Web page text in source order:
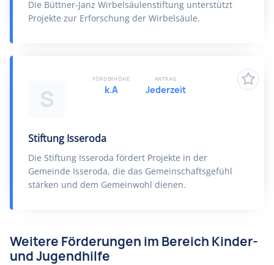
Die Büttner-Janz Wirbelsäulenstiftung unterstützt
Projekte zur Erforschung der Wirbelsäule.
S
Stiftung Isseroda
Die Stiftung Isseroda fördert Projekte in der
Gemeinde Isseroda, die das Gemeinschaftsgefühl
stärken und dem Gemeinwohl dienen.
FÖRDERHÖHE
k.A
ANTRAG
Jederzeit
Weitere Förderungen im Bereich Kinder-
und Jugendhilfe